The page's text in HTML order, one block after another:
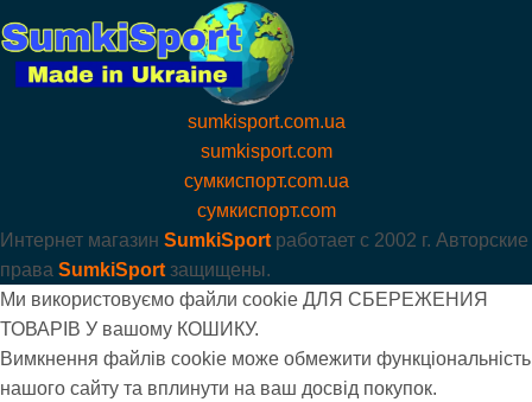
sumkisport.com.ua
sumkisport.com
сумкиспорт.com.ua
сумкиспорт.com
Интернет магазин SumkiSport работает с 2002 г. Авторские
права SumkiSport защищены.
Ми використовуємо файли cookie ДЛЯ СБЕРЕЖЕНИЯ
ТОВАРІВ У вашому КОШИКУ.
Вимкнення файлів cookie може обмежити функціональність
нашого сайту та вплинути на ваш досвід покупок.